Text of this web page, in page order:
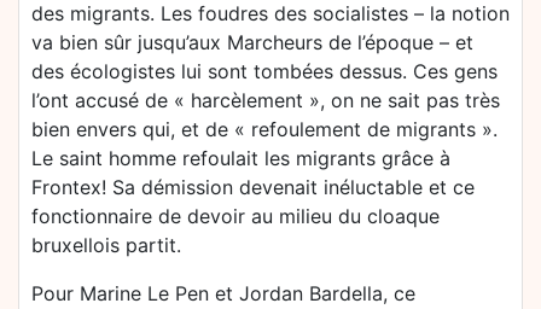
des migrants. Les foudres des socialistes – la notion
va bien sûr jusqu’aux Marcheurs de l’époque – et
des écologistes lui sont tombées dessus. Ces gens
l’ont accusé de « harcèlement », on ne sait pas très
bien envers qui, et de « refoulement de migrants ».
Le saint homme refoulait les migrants grâce à
Frontex! Sa démission devenait inéluctable et ce
fonctionnaire de devoir au milieu du cloaque
bruxellois partit.
Pour Marine Le Pen et Jordan Bardella, ce